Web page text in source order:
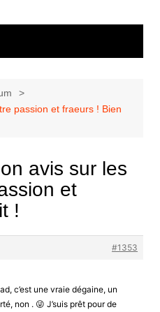
passion et fraeurs ! Bien
avis sur les
et
!
#1353
c’est une vraie dégaine, un
non . 😜 J’suis prêt pour de